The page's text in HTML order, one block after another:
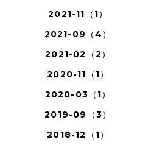
2021-11（1）
2021-09（4）
2021-02（2）
2020-11（1）
2020-03（1）
2019-09（3）
2018-12（1）